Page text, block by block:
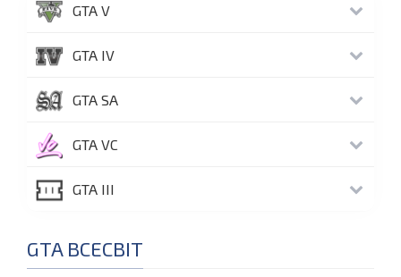
GTA V
GTA IV
GTA SA
GTA VC
GTA III
GTA ВСЕСВІТ